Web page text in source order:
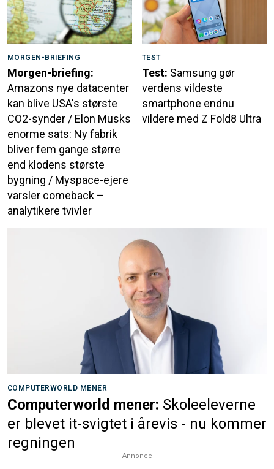
MORGEN-BRIEFING
Morgen-briefing:
Amazons nye datacenter
kan blive USA's største
CO2-synder / Elon Musks
enorme sats: Ny fabrik
bliver fem gange større
end klodens største
bygning / Myspace-ejere
varsler comeback –
analytikere tvivler
TEST
Test: Samsung gør
verdens vildeste
smartphone endnu
vildere med Z Fold8 Ultra
COMPUTERWORLD MENER
Computerworld mener: Skoleeleverne
er blevet it-svigtet i årevis - nu kommer
regningen
Annonce